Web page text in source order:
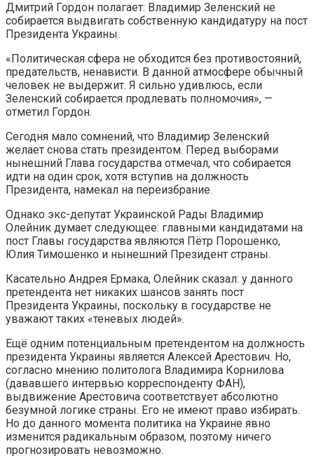
Дмитрий Гордон полагает: Владимир Зеленский не
собирается выдвигать собственную кандидатуру на пост
Президента Украины.
«Политическая сфера не обходится без противостояний,
предательств, ненависти. В данной атмосфере обычный
человек не выдержит. Я сильно удивлюсь, если
Зеленский собирается продлевать полномочия», —
отметил Гордон.
Сегодня мало сомнений, что Владимир Зеленский
желает снова стать президентом. Перед выборами
нынешний Глава государства отмечал, что собирается
идти на один срок, хотя вступив на должность
Президента, намекал на переизбрание.
Однако экс-депутат Украинской Рады Владимир
Олейник думает следующее: главными кандидатами на
пост Главы государства являются Пётр Порошенко,
Юлия Тимошенко и нынешний Президент страны.
Касательно Андрея Ермака, Олейник сказал: у данного
претендента нет никаких шансов занять пост
Президента Украины, поскольку в государстве не
уважают таких «теневых людей».
Ещё одним потенциальным претендентом на должность
президента Украины является Алексей Арестович. Но,
согласно мнению политолога Владимира Корнилова
(дававшего интервью корреспонденту ФАН),
выдвижение Арестовича соответствует абсолютно
безумной логике страны. Его не имеют право избирать.
Но до данного момента политика на Украине явно
изменится радикальным образом, поэтому ничего
прогнозировать невозможно.